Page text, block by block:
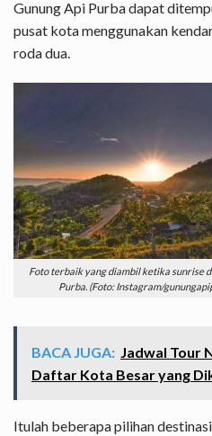
Gunung Api Purba dapat
pusat kota menggunakan
roda dua.
Foto terbaik yang diambil ketika sunrise
Purba. (Foto: Instagram/
BACA JUGA: Jadwal Tour
Daftar Kota Besar yang
Itulah beberapa pilihan